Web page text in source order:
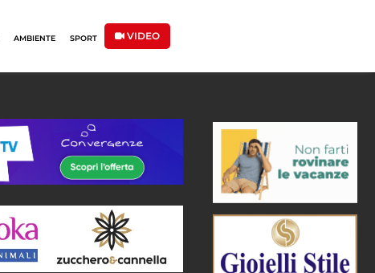
AMBIENTE SPORT VIDEO